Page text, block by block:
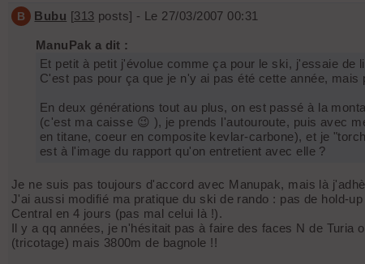
B Bubu [313 posts] - Le 27/03/2007 00:31
ManuPak a dit :
Et petit à petit j'évolue comme ça pour le ski, j'essaie de
C'est pas pour ça que je n'y ai pas été cette année,
En deux générations tout au plus, on est passé à la
(c'est ma caisse 😉 ), je prends l'autouroute, puis avec
en titane, coeur en composite kevlar-carbone), et je
est à l'image du rapport qu'on entretient avec elle ?
Je ne suis pas toujours d'accord avec Manupak, mais là
J'ai aussi modifié ma pratique du ski de rando : pas de hold-
Central en 4 jours (pas mal celui là !).
Il y a qq années, je n'hésitait pas à faire des faces N de Turia
(tricotage) mais 3800m de bagnole !!